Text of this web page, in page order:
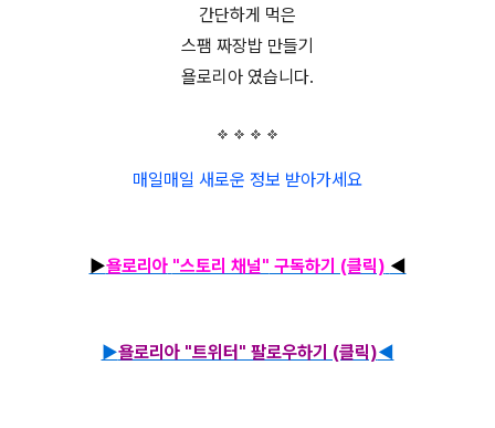
간단하게 먹은
스팸 짜장밥 만들기
욜로리아 였습니다.
매일매일 새로운 정보 받아가세요
▶욜로리아 "스토리 채널" 구독하기 (클릭) ◀
▶욜로리아 "트위터" 팔로우하기 (클릭)◀